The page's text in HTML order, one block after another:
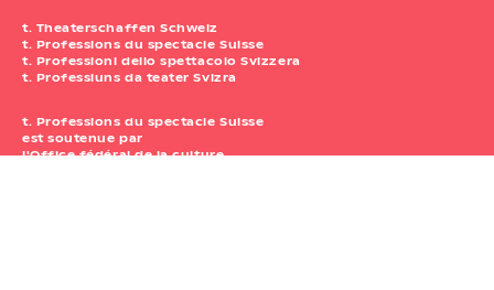
t. Theaterschaffen Schweiz
t. Professions du spectacle Suisse
t. Professioni dello spettacolo Svizzera
t. Professiuns da teater Svizra
t. Professions du spectacle Suisse
est soutenue par
l'Office fédéral de la culture.